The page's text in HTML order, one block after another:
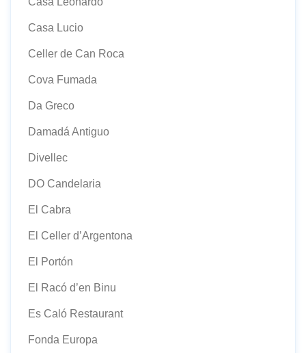
Casa Lucio
Celler de Can Roca
Cova Fumada
Da Greco
Damadá Antiguo
Divellec
DO Candelaria
El Cabra
El Celler d’Argentona
El Portón
El Racó d’en Binu
Es Caló Restaurant
Fonda Europa